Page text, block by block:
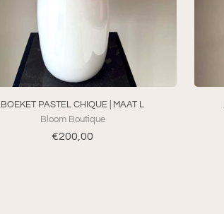
BOEKET PASTEL CHIQUE | MAAT L
Bloom Boutique
€200,00